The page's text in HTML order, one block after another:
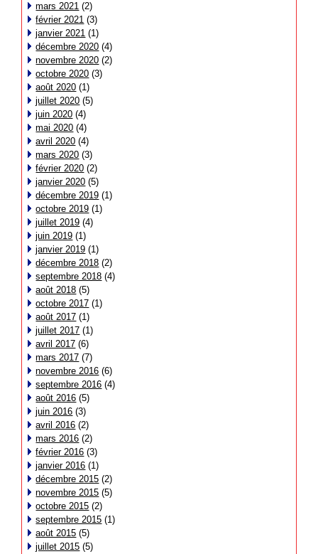
mars 2021 (2)
février 2021 (3)
janvier 2021 (1)
décembre 2020 (4)
novembre 2020 (2)
octobre 2020 (3)
août 2020 (1)
juillet 2020 (5)
juin 2020 (4)
mai 2020 (4)
avril 2020 (4)
mars 2020 (3)
février 2020 (2)
janvier 2020 (5)
décembre 2019 (1)
octobre 2019 (1)
juillet 2019 (4)
juin 2019 (1)
janvier 2019 (1)
décembre 2018 (2)
septembre 2018 (4)
août 2018 (5)
octobre 2017 (1)
août 2017 (1)
juillet 2017 (1)
avril 2017 (6)
mars 2017 (7)
novembre 2016 (6)
septembre 2016 (4)
août 2016 (5)
juin 2016 (3)
avril 2016 (2)
mars 2016 (2)
février 2016 (3)
janvier 2016 (1)
décembre 2015 (2)
novembre 2015 (5)
octobre 2015 (2)
septembre 2015 (1)
août 2015 (5)
juillet 2015 (5)